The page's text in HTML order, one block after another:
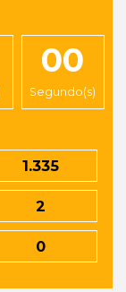
00
Segundo(s)
1.335
2
0